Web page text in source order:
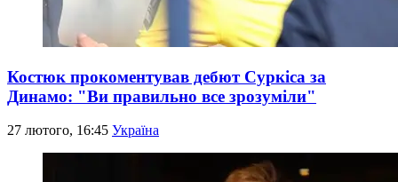
Костюк прокоментував дебют Суркіса за
Динамо: "Ви правильно все зрозуміли"
27 лютого, 16:45 Україна